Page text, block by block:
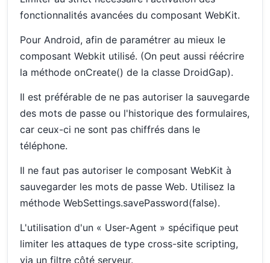
fonctionnalités avancées du composant WebKit.
Pour Android, afin de paramétrer au mieux le
composant Webkit utilisé. (On peut aussi réécrire
la méthode onCreate() de la classe DroidGap).
Il est préférable de ne pas autoriser la sauvegarde
des mots de passe ou l'historique des formulaires,
car ceux-ci ne sont pas chiffrés dans le
téléphone.
Il ne faut pas autoriser le composant WebKit à
sauvegarder les mots de passe Web. Utilisez la
méthode WebSettings.savePassword(false).
L'utilisation d'un « User-Agent » spécifique peut
limiter les attaques de type cross-site scripting,
via un filtre côté serveur.